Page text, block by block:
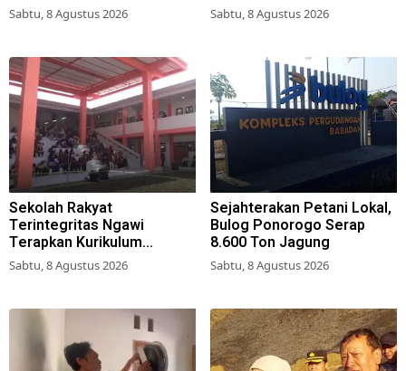
Sabtu, 8 Agustus 2026 Simokerto Surabaya
Sabtu, 8 Agustus 2026
Sekolah Rakyat
Terintegritas Ngawi
Terapkan Kurikulum
Berbasis Asrama
Sabtu, 8 Agustus 2026
Sejahterakan Petani Lokal,
Bulog Ponorogo Serap
8.600 Ton Jagung
Sabtu, 8 Agustus 2026